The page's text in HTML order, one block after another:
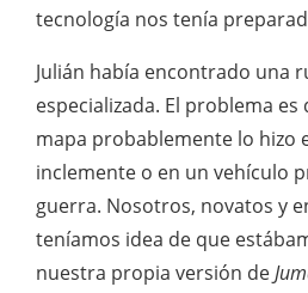
tecnología nos tenía
Julián había encontrado una
especializada. El problema
mapa probablemente lo hizo
inclemente o en un vehículo
guerra. Nosotros, novatos y
teníamos idea de que
nuestra propia versión de